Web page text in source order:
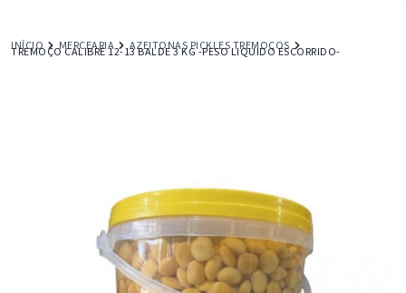
INÍCIO MERCEARIA AZEITONAS PICKLES TREMOÇOS
TREMOÇO CALIBRE 12-13 BALDE 3 KG -PESO LIQUIDO ESCORRIDO-